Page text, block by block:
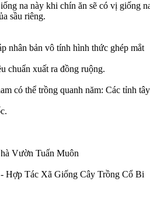
na này khi chín ăn sẽ có vị
sầu riêng.
nhân bản vô tính hình thức ghép mẳt
chuẩn xuất ra đồng ruộng.
có thể trồng quanh năm: Các tỉnh
Vườn Tuấn Muôn
Tác Xã Giống Cây Trồng Cổ Bi